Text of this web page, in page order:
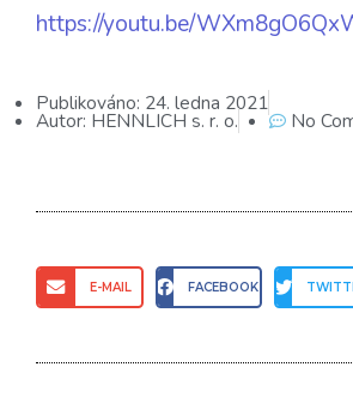
https://youtu.be/
Publikováno: 24. ledna 2021
Autor: HENNLICH s. r. o. No
E-MAIL FACEBOOK